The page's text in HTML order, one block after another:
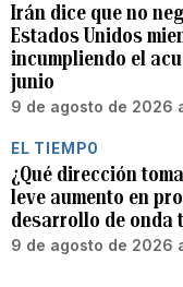
Irán dice que no
Estados Unidos
incumpliendo el
junio
9 de agosto de 2026
EL TIEMPO
¿Qué dirección
leve aumento en
desarrollo de onda
9 de agosto de 2026